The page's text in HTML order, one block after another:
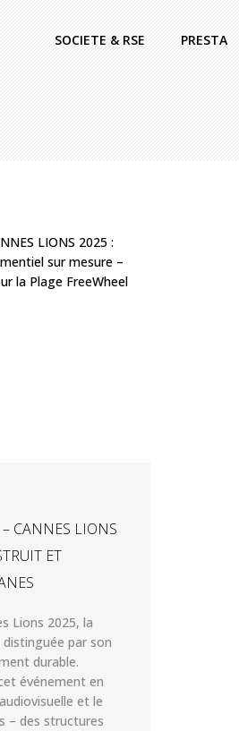
SOCIETE & RSE PRESTA
– CANNES LIONS
ET
Lions 2025, la
distinguée par son
durable.
événement en
et le
– des structures